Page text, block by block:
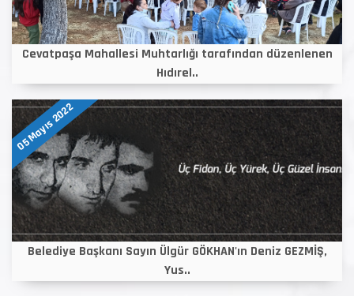
Cevatpaşa Mahallesi Muhtarlığı tarafından düzenlenen
Hıdırel..
05 Mayıs 2022
Belediye Başkanı Sayın Ülgür GÖKHAN'ın Deniz GEZMİŞ,
Yus..